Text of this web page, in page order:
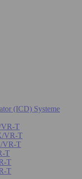
(ICD) Systeme
VR-T
VR-T
VR-T
T
T
T